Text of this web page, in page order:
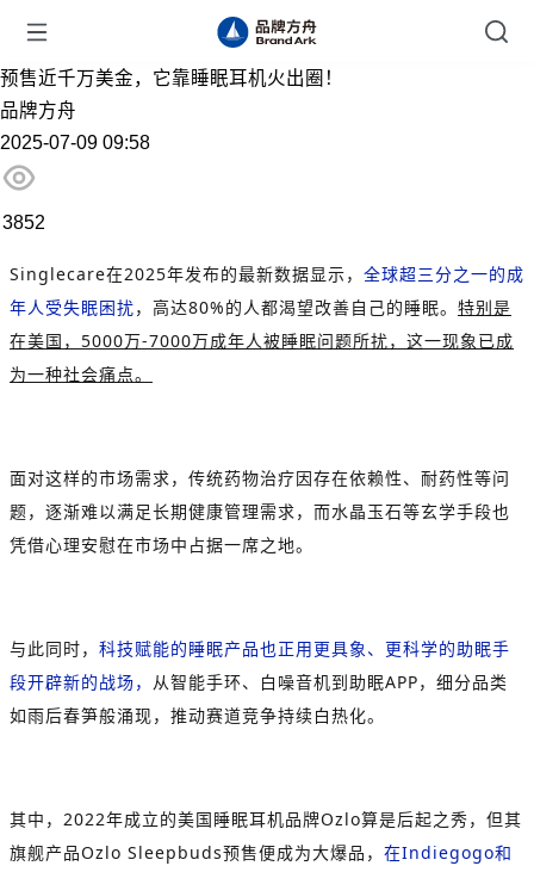
预售近千万美金，它靠睡眠耳机火出圈！
品牌方舟
2025-07-09 09:58
3852
Singlecare在2025年发布的最新数据显示， 全球超三分之一的成
年人受失眠困扰，高达80%的人都渴望改善自己的睡眠。 特别是
在美国，5000万-7000万成年人被睡眠问题所扰，这一现象已成
为一种社会痛点。
面对这样的市场需求，传统药物治疗因存在依赖性、耐药性等问
题，逐渐难以满足长期健康管理需求，而水晶玉石等玄学手段也
凭借心理安慰在市场中占据一席之地。
与此同时， 科技赋能的睡眠产品也正用更具象、更科学的助眠手
段开辟新的战场，
从智能手环、白噪音机到助眠APP，细分品类
如雨后春笋般涌现，推动赛道竞争持续白热化。
其中，2022年成立的美国睡眠耳机品牌Ozlo算是后起之秀，但其
旗舰产品Ozlo Sleepbuds预售便成为大爆品， 在Indiegogo和